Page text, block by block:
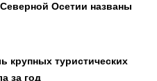
Осетии названы
крупных туристических
за год